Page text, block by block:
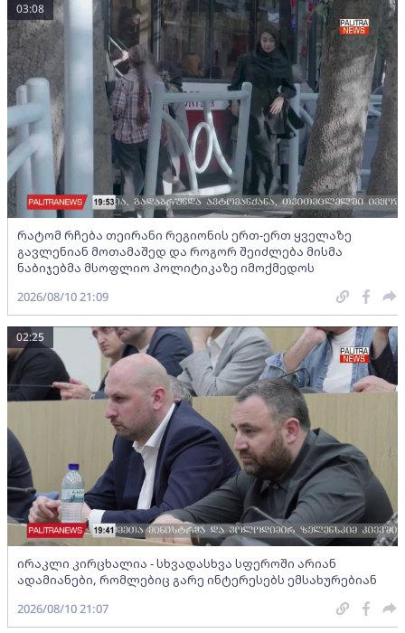
რატომ რჩება თეირანი რეგიონის ერთ-ერთ ყველაზე
გავლენიან მოთამაშედ და როგორ შეიძლება მისმა
ნაბიჯებმა მსოფლიო პოლიტიკაზე იმოქმედოს
03:08
2026/08/10 21:09
ირაკლი კირცხალია - სხვადასხვა სფეროში არიან
ადამიანები, რომლებიც გარე ინტერესებს ემსახურებიან
02:25
2026/08/10 21:07